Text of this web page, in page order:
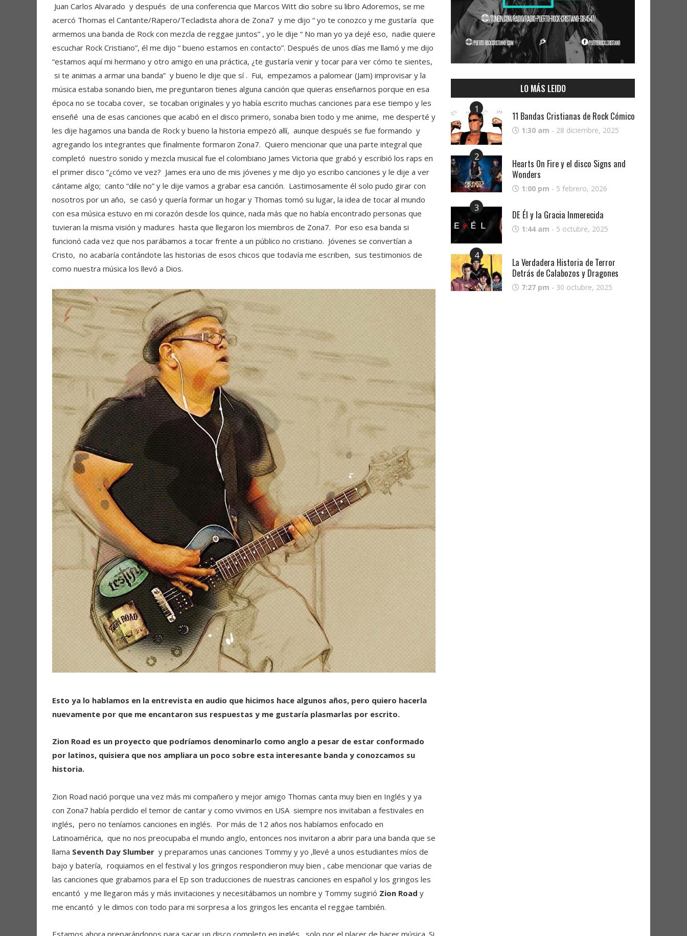
Juan Carlos Alvarado y después de una conferencia que Marcos Witt dio sobre su libro Adoremos, se me
acercó Thomas el Cantante/Rapero/Tecladista ahora de Zona7 y me dijo “ yo te conozco y me gustaría que
armemos una banda de Rock con mezcla de reggae juntos” , yo le dije “ No man yo ya dejé eso, nadie quiere
escuchar Rock Cristiano”, él me dijo “ bueno estamos en contacto”. Después de unos días me llamó y me dijo
“estamos aquí mi hermano y otro amigo en una práctica, ¿te gustaría venir y tocar para ver cómo te sientes,
si te animas a armar una banda” y bueno le dije que sí . Fui, empezamos a palomear (Jam) improvisar y la
música estaba sonando bien, me preguntaron tienes alguna canción que quieras enseñarnos porque en esa
época no se tocaba cover, se tocaban originales y yo había escrito muchas canciones para ese tiempo y les
enseñé una de esas canciones que acabó en el disco primero, sonaba bien todo y me anime, me desperté y
les dije hagamos una banda de Rock y bueno la historia empezó allí, aunque después se fue formando y
agregando los integrantes que finalmente formaron Zona7. Quiero mencionar que una parte integral que
completó nuestro sonido y mezcla musical fue el colombiano James Victoria que grabó y escribió los raps en
el primer disco “¿cómo ve vez? James era uno de mis jóvenes y me dijo yo escribo canciones y le dije a ver
cántame algo; canto “dile no” y le dije vamos a grabar esa canción. Lastimosamente él solo pudo girar con
nosotros por un año, se casó y quería formar un hogar y Thomas tomó su lugar, la idea de tocar al mundo
con esa música estuvo en mi corazón desde los quince, nada más que no había encontrado personas que
tuvieran la misma visión y madures hasta que llegaron los miembros de Zona7. Por eso esa banda si
funcionó cada vez que nos parábamos a tocar frente a un público no cristiano. Jóvenes se convertían a
Cristo, no acabaría contándote las historias de esos chicos que todavía me escriben, sus testimonios de
como nuestra música los llevó a Dios.
Esto ya lo hablamos en la entrevista en audio que hicimos hace algunos años, pero quiero hacerla
nuevamente por que me encantaron sus respuestas y me gustaría plasmarlas por escrito.
Zion Road es un proyecto que podríamos denominarlo como anglo a pesar de estar conformado
por latinos, quisiera que nos ampliara un poco sobre esta interesante banda y conozcamos su
historia.
Zion Road nació porque una vez más mi compañero y mejor amigo Thomas canta muy bien en Inglés y ya
con Zona7 había perdido el temor de cantar y como vivimos en USA siempre nos invitaban a festivales en
inglés, pero no teníamos canciones en inglés. Por más de 12 años nos habíamos enfocado en
Latinoamérica, que no nos preocupaba el mundo anglo, entonces nos invitaron a abrir para una banda que se
llama Seventh Day Slumber y preparamos unas canciones Tommy y yo ,llevé a unos estudiantes míos de
bajo y batería, roquiamos en el festival y los gringos respondieron muy bien , cabe mencionar que varias de
las canciones que grabamos para el Ep son traducciones de nuestras canciones en español y los gringos les
encantó y me llegaron más y más invitaciones y necesitábamos un nombre y Tommy sugirió Zion Road y
me encantó y le dimos con todo para mi sorpresa a los gringos les encanta el reggae también.
Estamos ahora preparándonos para sacar un disco completo en inglés, solo por el placer de hacer música. Si
LO MÁS LEIDO
1
11 Bandas Cristianas de Rock Cómico
1:30 am - 28 diciembre, 2025
2
Hearts On Fire y el disco Signs and
Wonders
1:00 pm - 5 febrero, 2026
3
DE Él y la Gracia Inmerecida
1:44 am - 5 octubre, 2025
4
La Verdadera Historia de Terror
Detrás de Calabozos y Dragones
7:27 pm - 30 octubre, 2025